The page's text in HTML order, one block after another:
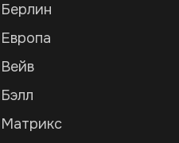
Берлин
Европа
Вейв
Бэлл
Матрикс